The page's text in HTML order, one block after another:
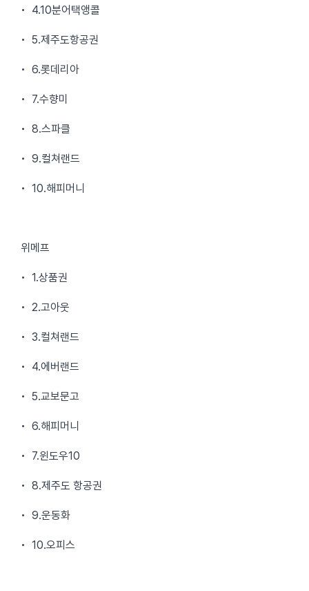
• 4.10분어택앵콜
• 5.제주도항공권
• 6.롯데리아
• 7.수향미
• 8.스파클
• 9.컬쳐랜드
• 10.해피머니
위메프
• 1.상품권
• 2.고아웃
• 3.컬쳐랜드
• 4.에버랜드
• 5.교보문고
• 6.해피머니
• 7.윈도우10
• 8.제주도 항공권
• 9.운동화
• 10.오피스